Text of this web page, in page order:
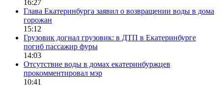
16:27
Глава Екатеринбурга заявил о возвращении воды в дома
горожан
15:12
Грузовик догнал грузовик: в ДТП в Екатеринбурге
погиб пассажир фуры
14:03
Отсутствие воды в домах екатеринбуржцев
прокомментировал мэр
10:41